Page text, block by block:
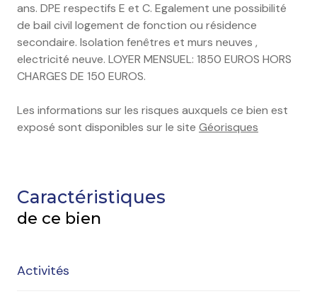
ans. DPE respectifs E et C. Egalement une possibilité
de bail civil logement de fonction ou résidence
secondaire. Isolation fenêtres et murs neuves ,
electricité neuve. LOYER MENSUEL: 1850 EUROS HORS
CHARGES DE 150 EUROS.
Les informations sur les risques auxquels ce bien est
exposé sont disponibles sur le site Géorisques
Caractéristiques
de ce bien
Activités